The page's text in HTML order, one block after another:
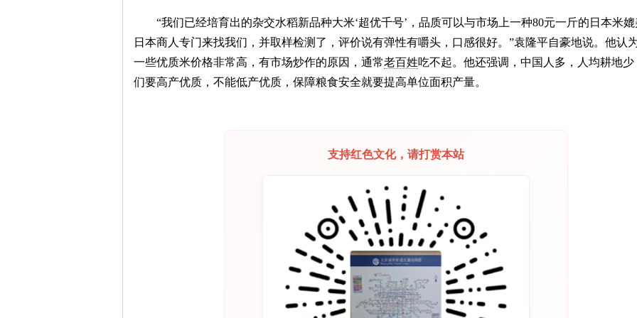
“我们已经培育出的杂交水稻新品种大米‘超优千号’，品质可以与市场上一种80元一斤的日本米媲
日本商人专门来找我们，并取样检测了，评价说有弹性有嚼头，口感很好。”袁隆平自豪地说。他认为
一些优质米价格非常高，有市场炒作的原因，通常老百姓吃不起。他还强调，中国人多，人均耕地少
们要高产优质，不能低产优质，保障粮食安全就要提高单位面积产量。
支持红色文化，请打赏本站